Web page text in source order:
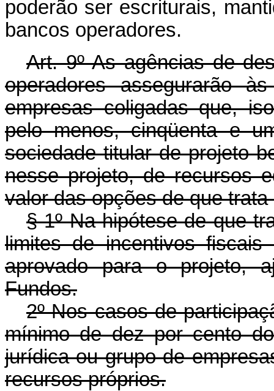
poderão ser escriturais,
bancos operadores.
Art. 9º As agências de
operadores assegurarão
empresas coligadas que,
pelo menos, cinqüenta e
sociedade titular de projeto
nesse projeto, de recursos
valor das opções de que trata
§ 1º Na hipótese de que
limites de incentivos fiscais
aprovado para o projeto,
Fundos.
2º Nos casos de
mínimo de dez por cento
jurídica ou grupo de
recursos próprios.